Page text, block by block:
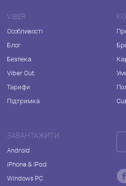
VIBER
Особливості
Блог
Безпека
Viber Out
Тарифи
Підтримка
ЗАВАНТАЖИТИ
Android
iPhone & iPad
Windows PC